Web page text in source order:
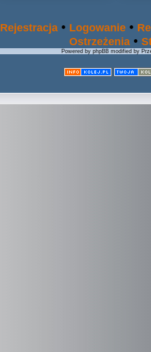
Rejestracja • Logowanie •
Ostrzeżenia •
Powered by phpBB modified by